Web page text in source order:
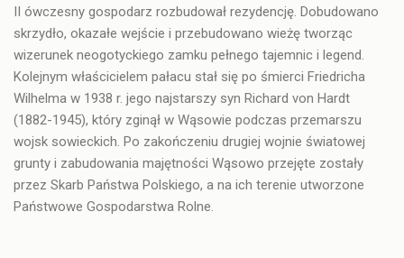
II ówczesny gospodarz rozbudował rezydencję. Dobudowano
skrzydło, okazałe wejście i przebudowano wieżę tworząc
wizerunek neogotyckiego zamku pełnego tajemnic i legend.
Kolejnym właścicielem pałacu stał się po śmierci Friedricha
Wilhelma w 1938 r. jego najstarszy syn Richard von Hardt
(1882-1945), który zginął w Wąsowie podczas przemarszu
wojsk sowieckich. Po zakończeniu drugiej wojnie światowej
grunty i zabudowania majętności Wąsowo przejęte zostały
przez Skarb Państwa Polskiego, a na ich terenie utworzone
Państwowe Gospodarstwa Rolne.